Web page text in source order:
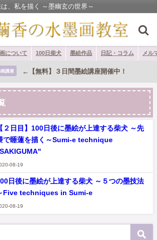
、私を描く ～墨幽玄の世界～
について 100日柴犬 墨絵作品 日記・コラム メル
講座 ←【無料】３日間墨絵講座開催中！
【２日目】100日後に墨絵が上達する柴犬 ～先
で睡蓮を描く～Sumi-e technique
08-19
日後に墨絵が上達する柴犬 ～５つの墨技法
Five techniques in Sumi-e
08-19